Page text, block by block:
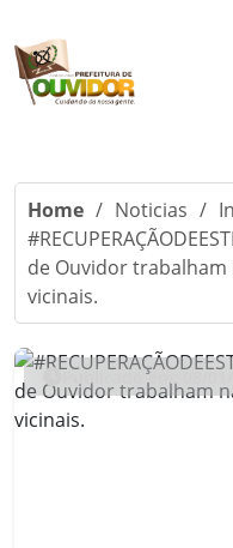
Home / Noticias /
de Ouvidor
vicinais.
Publicado em: 08/